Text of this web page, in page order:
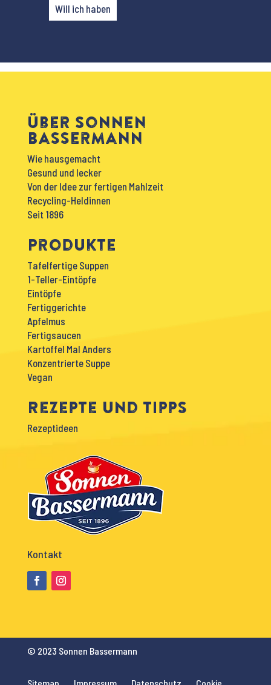
Will ich haben
Über Sonnen
Bassermann
Wie hausgemacht
Gesund und lecker
Von der Idee zur fertigen Mahlzeit
Recycling-Heldinnen
Seit 1896
Produkte
Tafelfertige Suppen
1-Teller-Eintöpfe
Eintöpfe
Fertiggerichte
Apfelmus
Fertigsaucen
Kartoffel Mal Anders
Konzentrierte Suppe
Vegan
Rezepte und Tipps
Rezeptideen
Kontakt
© 2023 Sonnen Bassermann
Sitemap Impressum Datenschutz Cookie